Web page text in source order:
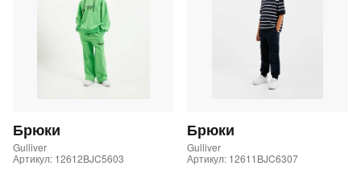
Брюки
Gulliver
Артикул: 12612BJC5603
Брюки
Gulliver
Артикул: 12611BJC6307